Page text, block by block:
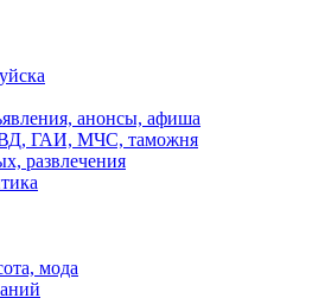
анонсы, афиша
ГАИ, МЧС, таможня
развлечения
мода